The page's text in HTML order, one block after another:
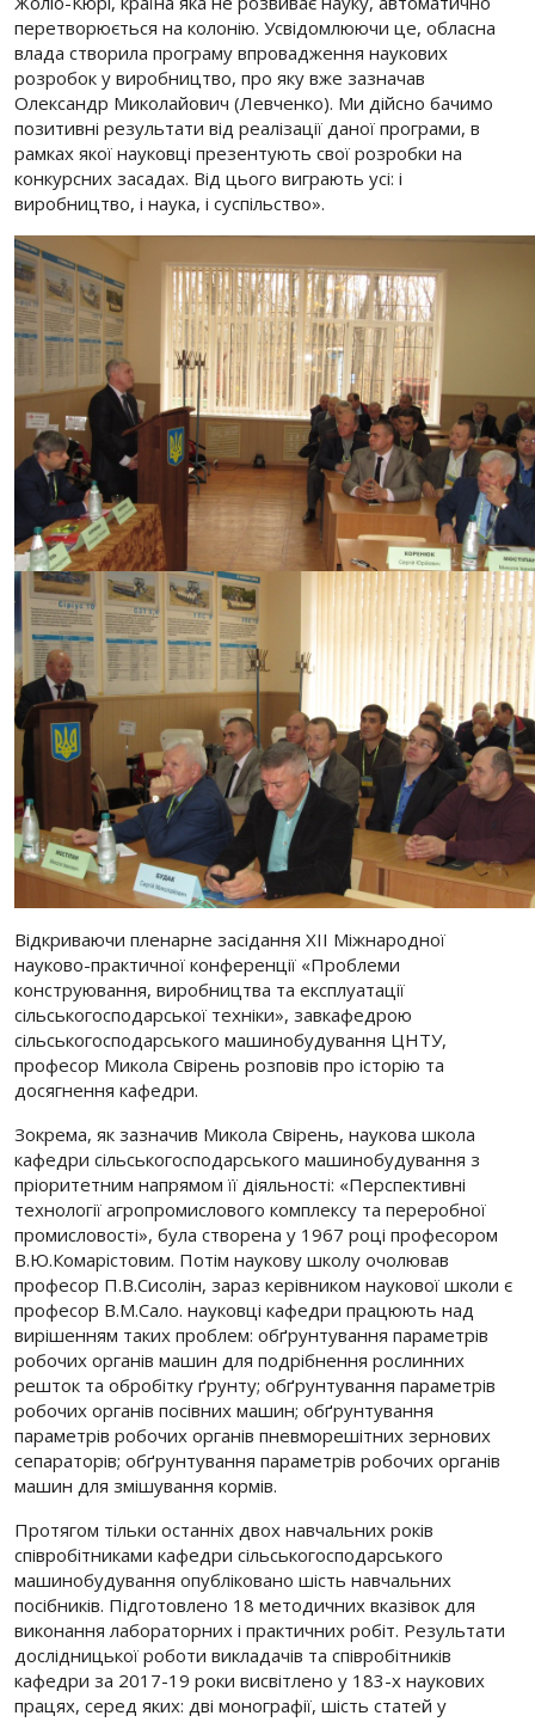
перетворюється на колонію. Усвідомлюючи це, обласна
влада створила програму впровадження наукових
розробок у виробництво, про яку вже зазначав
Олександр Миколайович (Левченко). Ми дійсно бачимо
позитивні результати від реалізації даної програми, в
рамках якої науковці презентують свої розробки на
конкурсних засадах. Від цього виграють усі: і
виробництво, і наука, і суспільство».
Відкриваючи пленарне засідання XІІ Міжнародної
науково-практичної конференції «Проблеми
конструювання, виробництва та експлуатації
сільськогосподарської техніки», завкафедрою
сільськогосподарського машинобудування ЦНТУ,
професор Микола Свірень розповів про історію та
досягнення кафедри.
Зокрема, як зазначив Микола Свірень, наукова школа
кафедри сільськогосподарського машинобудування з
пріоритетним напрямом її діяльності: «Перспективні
технології агропромислового комплексу та переробної
промисловості», була створена у 1967 році професором
В.Ю.Комарістовим. Потім наукову школу очолював
професор П.В.Сисолін, зараз керівником наукової школи є
професор В.М.Сало. науковці кафедри працюють над
вирішенням таких проблем: обґрунтування параметрів
робочих органів машин для подрібнення рослинних
решток та обробітку ґрунту; обґрунтування параметрів
робочих органів посівних машин; обґрунтування
параметрів робочих органів пневморешітних зернових
сепараторів; обґрунтування параметрів робочих органів
машин для змішування кормів.
Протягом тільки останніх двох навчальних років
співробітниками кафедри сільськогосподарського
машинобудування опубліковано шість навчальних
посібників. Підготовлено 18 методичних вказівок для
виконання лабораторних і практичних робіт. Результати
дослідницької роботи викладачів та співробітників
кафедри за 2017-19 роки висвітлено у 183-х наукових
працях, серед яких: дві монографії, шість статей у